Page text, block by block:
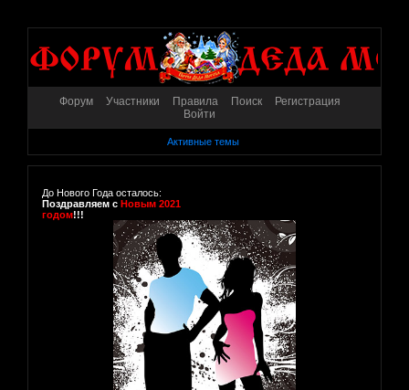
Форум Участники Правила Поиск
Регистрация
Войти
Активные темы
До Нового Года осталось:
Поздравляем с Новым 2021
годом!!!